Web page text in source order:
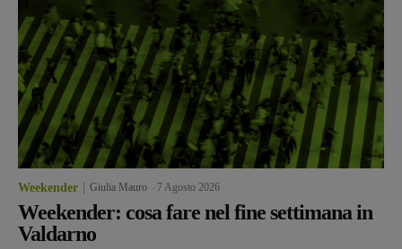
Weekender Giulia Mauro 7 Agosto 2026
Weekender: cosa fare nel fine settimana in
Valdarno